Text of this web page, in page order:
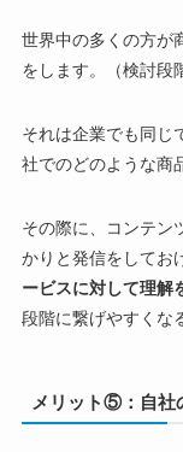
世界中の多くの方が
をします。（検討段
それは企業でも同じ
社でのどのような商
その際に、コンテン
かりと発信をしてお
ービスに対して理解
段階に繋げやすくな
メリット⑤：自社